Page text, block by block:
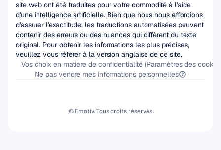
site web ont été traduites pour votre commodité à l'aide
d'une intelligence artificielle. Bien que nous nous efforcions
d'assurer l'exactitude, les traductions automatisées peuvent
contenir des erreurs ou des nuances qui diffèrent du texte
original. Pour obtenir les informations les plus précises,
veuillez vous référer à la version anglaise de ce site.
Vos choix en matière de confidentialité (Paramètres des
Ne pas vendre mes informations personnelles
© Emotiv. Tous droits réservés